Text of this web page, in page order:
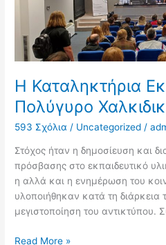
Η Καταληκτήρια
Πολύγυρο
593 Σχόλια / Uncategorized /
Στόχος ήταν η δημοσίευση και
πρόσβασης στο εκπαιδευτικό
η αλλά και η ενημέρωση του
υλοποιήθηκαν κατά τη
μεγιστοποίηση του αντικτύπου.
Χαλκιδικής
Read More »